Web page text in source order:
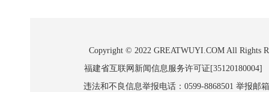
Copyright © 2022 GREATWUYI.COM All Rights
福建省互联网新闻信息服务许可证
违法和不良信息举报电话：0599-8868501 举报邮